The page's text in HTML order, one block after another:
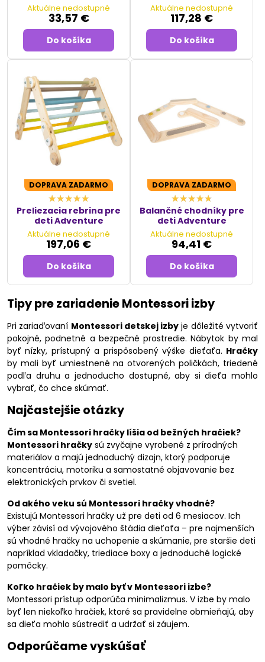
Aktuálne nedostupné
33,57 €
Do košíka
Aktuálne nedostupné
117,28 €
Do košíka
DOPRAVA ZADARMO
Preliezacia rebrina pre
deti Adventure
Aktuálne nedostupné
197,06 €
Do košíka
DOPRAVA ZADARMO
Balančné chodníky pre
deti Adventure
Aktuálne nedostupné
94,41 €
Do košíka
Tipy pre zariadenie Montessori izby
Pri zariaďovaní Montessori detskej izby je dôležité vytvoriť
pokojné, podnetné a bezpečné prostredie. Nábytok by mal
byť nízky, prístupný a prispôsobený výške dieťaťa. Hračky
by mali byť umiestnené na otvorených poličkách, triedené
podľa druhu a jednoducho dostupné, aby si dieťa mohlo
vybrať, čo chce skúmať.
Najčastejšie otázky
Čím sa Montessori hračky líšia od bežných hračiek?
Montessori hračky sú zvyčajne vyrobené z prírodných
materiálov a majú jednoduchý dizajn, ktorý podporuje
koncentráciu, motoriku a samostatné objavovanie bez
elektronických prvkov či svetiel.
Od akého veku sú Montessori hračky vhodné?
Existujú Montessori hračky už pre deti od 6 mesiacov. Ich
výber závisí od vývojového štádia dieťaťa – pre najmenších
sú vhodné hračky na uchopenie a skúmanie, pre staršie deti
napríklad vkladačky, triediace boxy a jednoduché logické
pomôcky.
Koľko hračiek by malo byť v Montessori izbe?
Montessori prístup odporúča minimalizmus. V izbe by malo
byť len niekoľko hračiek, ktoré sa pravidelne obmieňajú, aby
sa dieťa mohlo sústrediť a udržať si záujem.
Odporúčame vyskúšať